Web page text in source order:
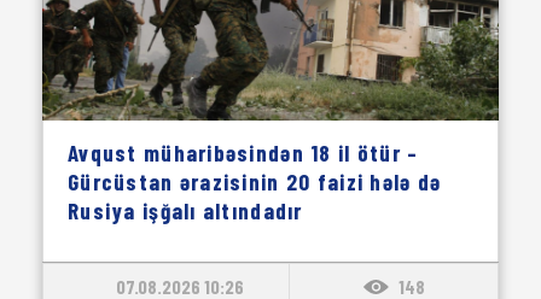
Avqust müharibəsindən 18 il ötür –
Gürcüstan ərazisinin 20 faizi hələ də
Rusiya işğalı altındadır
07.08.2026 10:26 148